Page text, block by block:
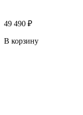
49 490 ₽
В корзину